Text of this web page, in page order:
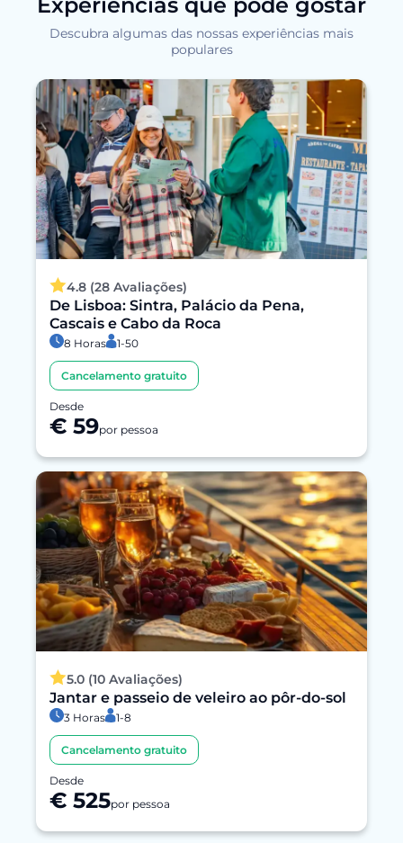
Descubra algumas das nossas experiências mais
populares
4.8 (28 Avaliações)
De Lisboa: Sintra, Palácio da Pena,
Cascais e Cabo da Roca
8 Horas 1-50
Cancelamento gratuito
Desde
€ 59por pessoa
5.0 (10 Avaliações)
Jantar e passeio de veleiro ao pôr-do-sol
3 Horas 1-8
Cancelamento gratuito
Desde
€ 525por pessoa